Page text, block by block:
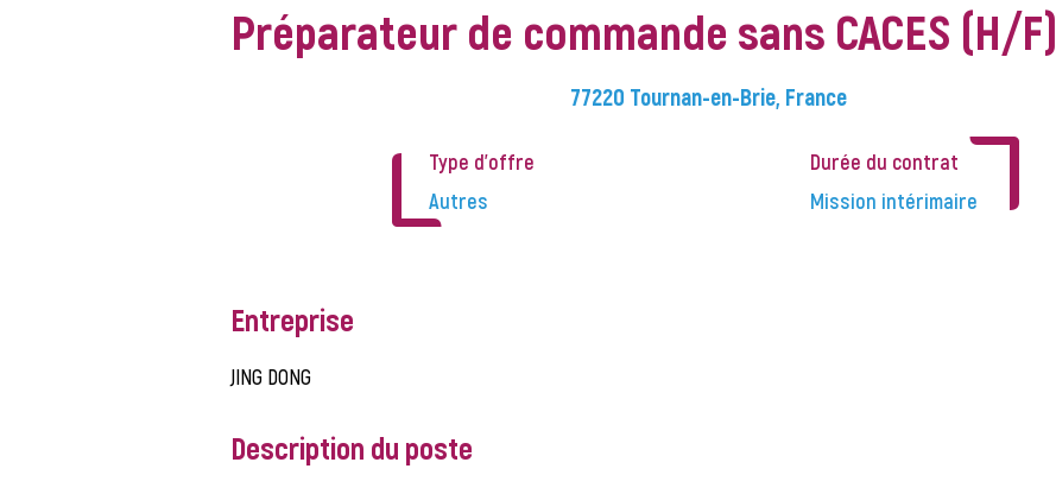
Préparateur de commande sans CACES (H/F)
77220 Tournan-en-Brie, France
Type d'offre
Autres
Durée du contrat
Mission intérimaireL
L
Entreprise
JING DONG
Description du poste